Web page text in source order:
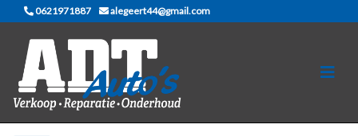
0621971887 alegeert44@gmail.com